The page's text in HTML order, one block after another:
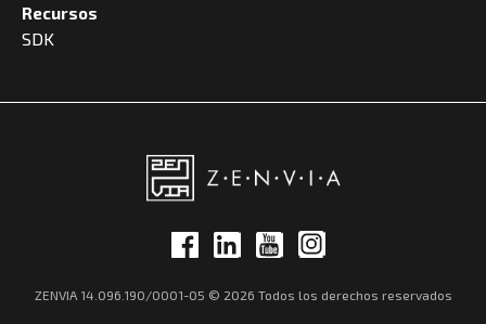
Recursos
SDK
ZENVIA 14.096.190/0001-05 © 2026 Todos los derechos reservados